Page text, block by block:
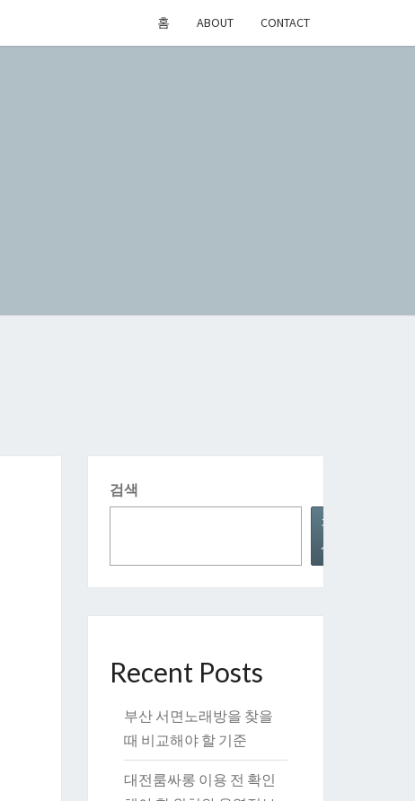
홈 ABOUT CONTACT
검색
검
색
Recent Posts
부산 서면노래방을 찾을
때 비교해야 할 기준
대전룸싸롱 이용 전 확인